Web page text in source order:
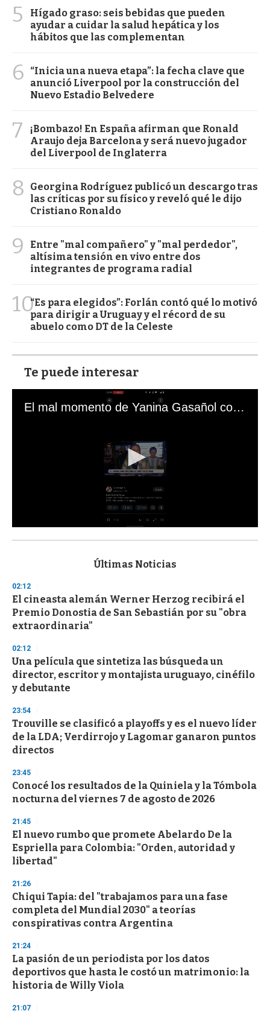
5
Hígado graso: seis bebidas que pueden
ayudar a cuidar la salud hepática y los
hábitos que las complementan
6
“Inicia una nueva etapa”: la fecha clave que
anunció Liverpool por la construcción del
Nuevo Estadio Belvedere
7
¡Bombazo! En España afirman que Ronald
Araujo deja Barcelona y será nuevo jugador
del Liverpool de Inglaterra
8
Georgina Rodríguez publicó un descargo tras
las críticas por su físico y reveló qué le dijo
Cristiano Ronaldo
9
Entre "mal compañero" y "mal perdedor",
altísima tensión en vivo entre dos
integrantes de programa radial
10“Es para elegidos”: Forlán contó qué lo motivó
para dirigir a Uruguay y el récord de su
abuelo como DT de la Celeste
Te puede interesar
El mal momento de Yanina Gasañol con un hincha argentino en "Subrayado"
s
d
s
o
f
3
s
e
c
o
n
d
Últimas Noticias
02:12
El cineasta alemán Werner Herzog recibirá el
Premio Donostia de San Sebastián por su "obra
extraordinaria"
02:12
Una película que sintetiza las búsqueda un
director, escritor y montajista uruguayo, cinéfilo
y debutante
23:54
Trouville se clasificó a playoffs y es el nuevo líder
de la LDA; Verdirrojo y Lagomar ganaron puntos
directos
23:45
Conocé los resultados de la Quiniela y la Tómbola
nocturna del viernes 7 de agosto de 2026
21:45
El nuevo rumbo que promete Abelardo De la
Espriella para Colombia: "Orden, autoridad y
libertad"
21:26
Chiqui Tapia: del "trabajamos para una fase
completa del Mundial 2030" a teorías
conspirativas contra Argentina
21:24
La pasión de un periodista por los datos
deportivos que hasta le costó un matrimonio: la
historia de Willy Viola
21:07